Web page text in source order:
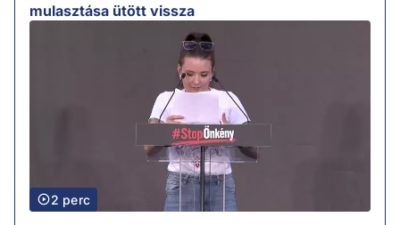
mulasztása ütött vissza
2 perc